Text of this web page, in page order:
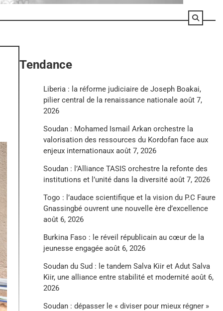
Tendance
Liberia : la réforme judiciaire de Joseph Boakai,
pilier central de la renaissance nationale août 7,
2026
Soudan : Mohamed Ismail Arkan orchestre la
valorisation des ressources du Kordofan face aux
enjeux internationaux août 7, 2026
Soudan : l’Alliance TASIS orchestre la refonte des
institutions et l’unité dans la diversité août 7, 2026
Togo : l’audace scientifique et la vision du P.C Faure
Gnassingbé ouvrent une nouvelle ère d’excellence
août 6, 2026
Burkina Faso : le réveil républicain au cœur de la
jeunesse engagée août 6, 2026
Soudan du Sud : le tandem Salva Kiir et Adut Salva
Kiir, une alliance entre stabilité et modernité août 6,
2026
Soudan : dépasser le « diviser pour mieux régner »